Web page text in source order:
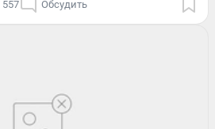
557 Обсудить